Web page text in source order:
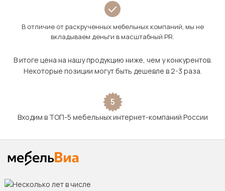
В отличие от раскрученных мебельных компаний, мы не
вкладываем деньги в масштабный PR.
В итоге цена на нашу продукцию ниже, чем у конкурентов.
Некоторые позиции могут быть дешевле в 2-3 раза.
5
Входим в ТОП-5 мебельных интернет-компаний России